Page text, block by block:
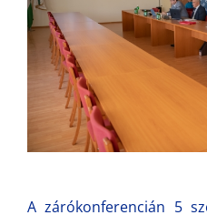
A zárókonferencián 5